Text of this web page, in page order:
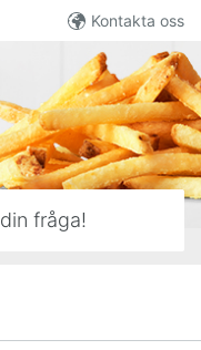
Kontakta oss